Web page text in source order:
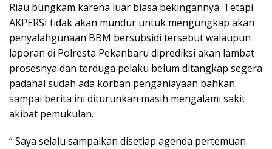
Riau bungkam karena luar biasa bekingannya. Tetapi
AKPERSI tidak akan mundur untuk mengungkap akan
penyalahgunaan BBM bersubsidi tersebut walaupun
laporan di Polresta Pekanbaru diprediksi akan lambat
prosesnya dan terduga pelaku belum ditangkap segera
padahal sudah ada korban penganiayaan bahkan
sampai berita ini diturunkan masih mengalami sakit
akibat pemukulan.
“ Saya selalu sampaikan disetiap agenda pertemuan